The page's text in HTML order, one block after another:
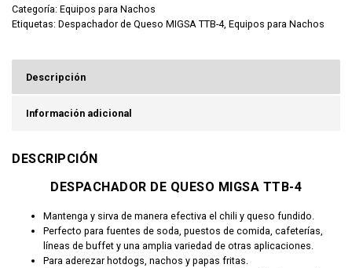
Categoría: Equipos para Nachos
Etiquetas: Despachador de Queso MIGSA TTB-4, Equipos para Nachos
Descripción
Información adicional
DESCRIPCIÓN
DESPACHADOR DE QUESO MIGSA TTB-4
Mantenga y sirva de manera efectiva el chili y queso fundido.
Perfecto para fuentes de soda, puestos de comida, cafeterías,
líneas de buffet y una amplia variedad de otras aplicaciones.
Para aderezar hotdogs, nachos y papas fritas.